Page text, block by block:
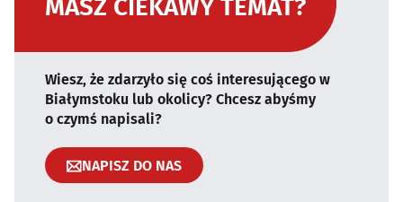
MASZ CIEKAWY TEMAT?
Wiesz, że zdarzyło się coś interesującego w
Białymstoku lub okolicy? Chcesz abyśmy
o czymś napisali?
NAPISZ DO NAS